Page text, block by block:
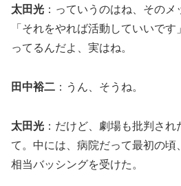
太田光 ：っていうのはね、そのメ
「それをやれば活動していいで
ってるんだよ、実はね。
田中裕二 ：うん、そうね。
太田光 ：だけど、劇場も批判さ
て。中には、病院だって最初の頃
相当バッシングを受けた。